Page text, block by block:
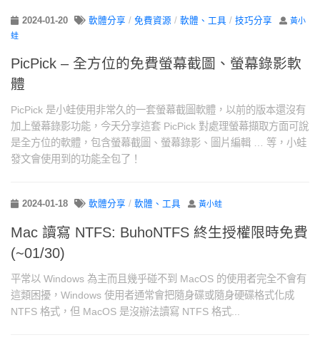
2024-01-20 軟體分享 / 免費資源 / 軟體、工具 / 技巧分享
黃小
蛙
PicPick – 全方位的免費螢幕截圖、螢幕錄影軟
體
PicPick 是小蛙使用非常久的一套螢幕截圖軟體，以前的版本還沒有
加上螢幕錄影功能，今天分享這套 PicPick 對處理螢幕擷取方面可說
是全方位的軟體，包含螢幕截圖、螢幕錄影、圖片編輯 … 等，小蛙
發文會使用到的功能全包了！
2024-01-18 軟體分享 / 軟體、工具 黃小蛙
Mac 讀寫 NTFS: BuhoNTFS 終生授權限時免費
(~01/30)
平常以 Windows 為主而且幾乎碰不到 MacOS 的使用者完全不會有
這類困擾，Windows 使用者通常會把隨身碟或隨身硬碟格式化成
NTFS 格式，但 MacOS 是沒辦法讀寫 NTFS 格式...